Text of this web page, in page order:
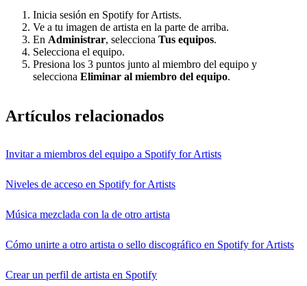
Inicia sesión en Spotify for Artists.
Ve a tu imagen de artista en la parte de arriba.
En Administrar, selecciona Tus equipos.
Selecciona el equipo.
Presiona los 3 puntos junto al miembro del equipo y
selecciona Eliminar al miembro del equipo.
Artículos relacionados
Invitar a miembros del equipo a Spotify for Artists
Niveles de acceso en Spotify for Artists
Música mezclada con la de otro artista
Cómo unirte a otro artista o sello discográfico en Spotify for Artists
Crear un perfil de artista en Spotify